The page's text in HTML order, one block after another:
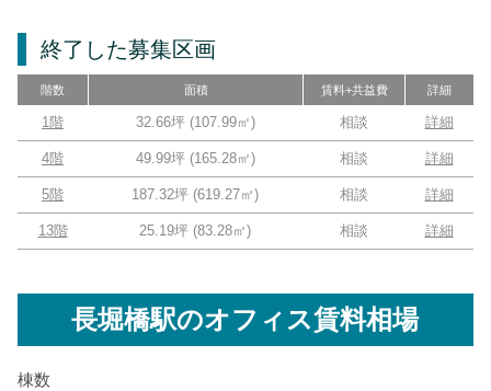
終了した募集区画
階数 面積 賃料+共益費 詳細
1階 32.66坪 (107.99㎡) 相談 詳細
4階 49.99坪 (165.28㎡) 相談 詳細
5階 187.32坪 (619.27㎡) 相談 詳細
13階 25.19坪 (83.28㎡) 相談 詳細
長堀橋駅のオフィス賃料相場
棟数